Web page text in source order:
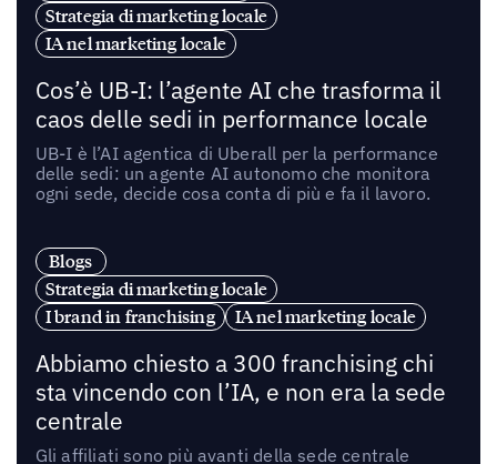
Strategia di marketing locale
IA nel marketing locale
Cos’è UB-I: l’agente AI che trasforma il
caos delle sedi in performance locale
UB-I è l’AI agentica di Uberall per la performance
delle sedi: un agente AI autonomo che monitora
ogni sede, decide cosa conta di più e fa il lavoro.
Blogs
Strategia di marketing locale
I brand in franchising
IA nel marketing locale
Abbiamo chiesto a 300 franchising chi
sta vincendo con l’IA, e non era la sede
centrale
Gli affiliati sono più avanti della sede centrale